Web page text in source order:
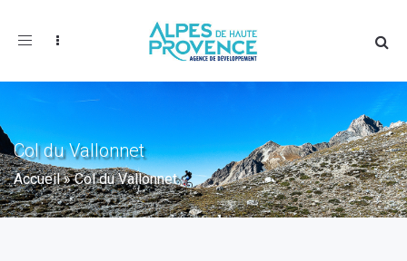
Toggle
Col du Vallonnet
Accueil»Col du Vallonnet